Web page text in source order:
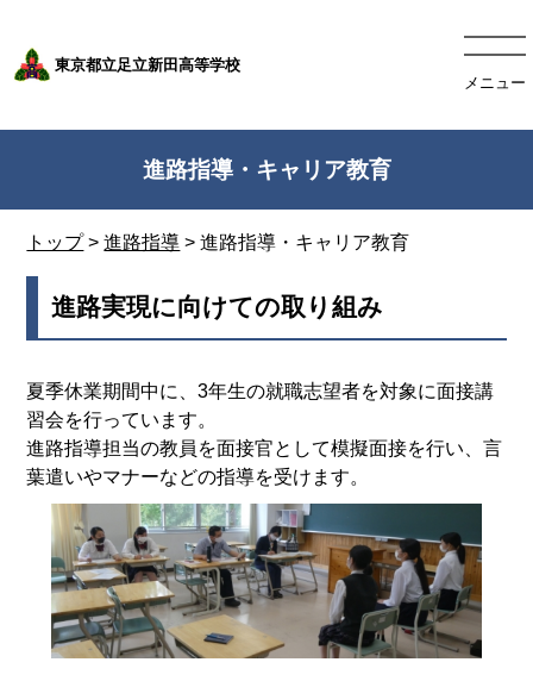
東京都立足立新田高等学校
メニュー
トップ>進路指導 > 進路指導・キャリア教育
進路指導・キャリア教育
進路実現に向けての取り組み
夏季休業期間中に、3年生の就職志望者を対象に面接講
習会を行っています。
進路指導担当の教員を面接官として模擬面接を行い、言
葉遣いやマナーなどの指導を受けます。